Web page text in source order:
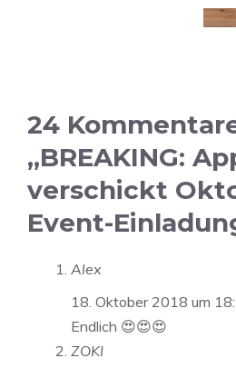
24
„BREAKING:
verschickt
Event-
Alex
18. Oktober 2018 um
Endlich 😍😍😍
ZOKI